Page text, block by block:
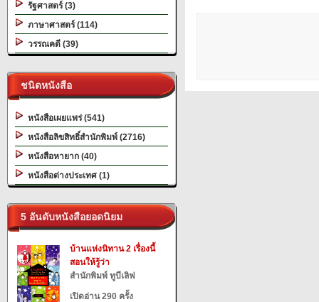
รัฐศาสตร์ (3)
ภาษาศาสตร์ (114)
วรรณคดี (39)
ชนิดหนังสือ
หนังสือเผยแพร่ (541)
หนังสือลิขสิทธิ์สำนักพิมพ์ (2716)
หนังสือหายาก (40)
หนังสือต่างประเทศ (1)
5 อันดับหนังสือยอดนิยม
บ้านแห่งนิทาน 2 เรื่องนี้
สอนให้รู้ว่า
สำนักพิมพ์ ทูบีเลิฟ
เปิดอ่าน 290 ครั้ง